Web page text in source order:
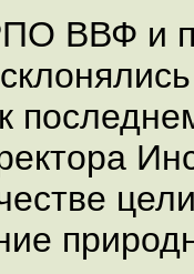
ВВФ и